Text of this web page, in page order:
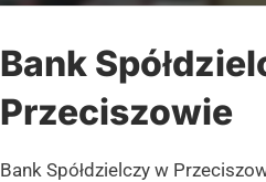
Bank
Przeciszowie
Bank Spółdzielczy w